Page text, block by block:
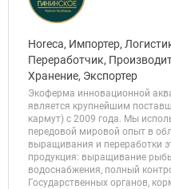
Horeca, Импортер,
Переработчик,
Хранение, Экспортер
Экоферма инновационной
является крупнейшим
кармут) с 2009 года. Мы
передовой мировой опыт в
выращивания и переработки
продукция: выращивание
водоснабжения, полный
Государственных органов,